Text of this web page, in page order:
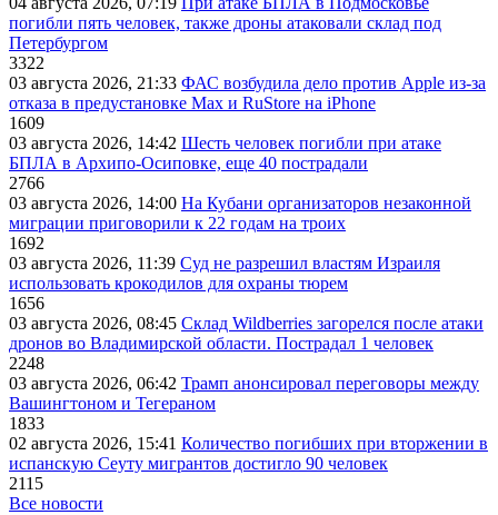
погибли пять человек, также дроны атаковали склад под
Петербургом
3322
03 августа 2026, 21:33 ФАС возбудила дело против Apple из-за
отказа в предустановке Max и RuStore на iPhone
1609
03 августа 2026, 14:42 Шесть человек погибли при атаке
БПЛА в Архипо-Осиповке, еще 40 пострадали
2766
03 августа 2026, 14:00 На Кубани организаторов незаконной
миграции приговорили к 22 годам на троих
1692
03 августа 2026, 11:39 Суд не разрешил властям Израиля
использовать крокодилов для охраны тюрем
1656
03 августа 2026, 08:45 Склад Wildberries загорелся после атаки
дронов во Владимирской области. Пострадал 1 человек
2248
03 августа 2026, 06:42 Трамп анонсировал переговоры между
Вашингтоном и Тегераном
1833
02 августа 2026, 15:41 Количество погибших при вторжении в
испанскую Сеуту мигрантов достигло 90 человек
2115
Все новости